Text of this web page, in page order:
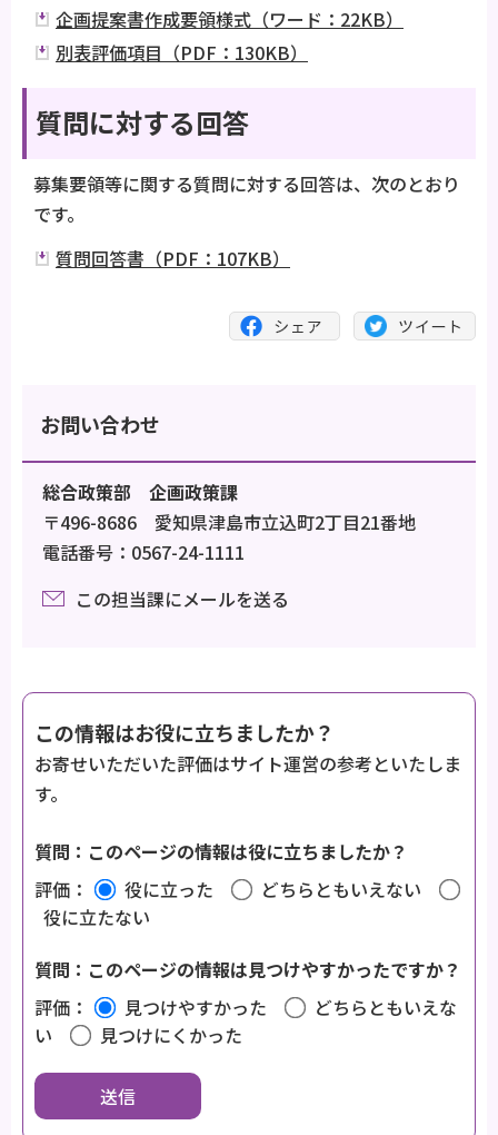
企画提案書作成要領様式（ワード：22KB）
別表評価項目（PDF：130KB）
質問に対する回答
募集要領等に関する質問に対する回答は、次のとおり
です。
質問回答書（PDF：107KB）
お問い合わせ
総合政策部 企画政策課
〒496-8686 愛知県津島市立込町2丁目21番地
電話番号：0567-24-1111
この担当課にメールを送る
この情報はお役に立ちましたか？
お寄せいただいた評価はサイト運営の参考といたしま
す。
質問：このページの情報は役に立ちましたか？
評価：
役に立った
どちらともいえない
役に立たない
質問：このページの情報は見つけやすかったですか？
評価：
見つけやすかった
どちらともいえな
い
見つけにくかった